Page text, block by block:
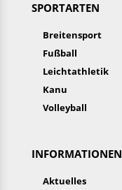
SPORTARTEN
Breitensport
Fußball
Leichtathletik
Kanu
Volleyball
INFORMATIONEN
Aktuelles